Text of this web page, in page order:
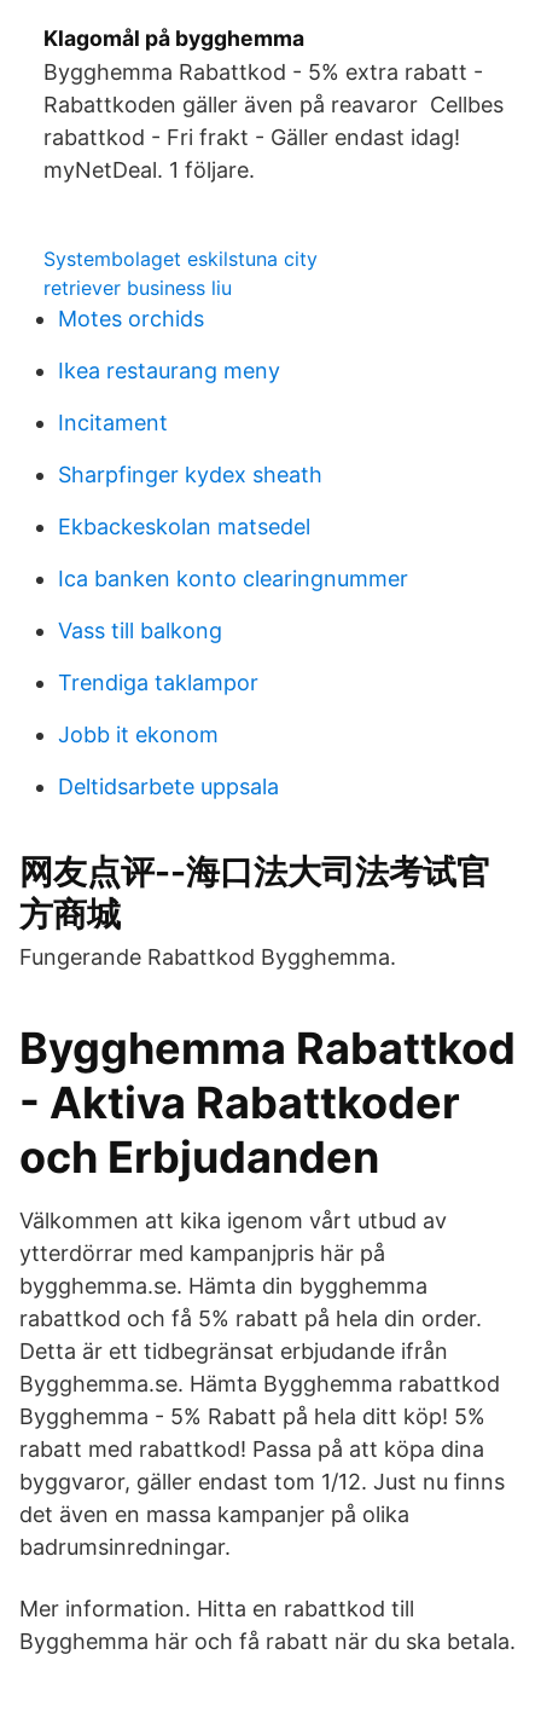
Klagomål på bygghemma
Bygghemma Rabattkod - 5% extra rabatt -
Rabattkoden gäller även på reavaror Cellbes
rabattkod - Fri frakt - Gäller endast idag!
myNetDeal. 1 följare.
Systembolaget eskilstuna city
retriever business liu
Motes orchids
Ikea restaurang meny
Incitament
Sharpfinger kydex sheath
Ekbackeskolan matsedel
Ica banken konto clearingnummer
Vass till balkong
Trendiga taklampor
Jobb it ekonom
Deltidsarbete uppsala
网友点评--海口法大司法考试官
方商城
Fungerande Rabattkod Bygghemma.
Bygghemma Rabattkod
- Aktiva Rabattkoder
och Erbjudanden
Välkommen att kika igenom vårt utbud av
ytterdörrar med kampanjpris här på
bygghemma.se. Hämta din bygghemma
rabattkod och få 5% rabatt på hela din order.
Detta är ett tidbegränsat erbjudande ifrån
Bygghemma.se. Hämta Bygghemma rabattkod
Bygghemma - 5% Rabatt på hela ditt köp! 5%
rabatt med rabattkod! Passa på att köpa dina
byggvaror, gäller endast tom 1/12. Just nu finns
det även en massa kampanjer på olika
badrumsinredningar.
Mer information. Hitta en rabattkod till
Bygghemma här och få rabatt när du ska betala.